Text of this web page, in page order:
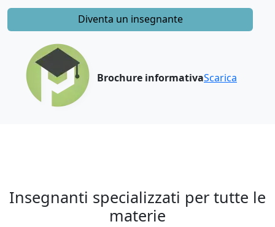
Diventa un insegnante
Brochure informativaScarica
Insegnanti specializzati per tutte le
materie